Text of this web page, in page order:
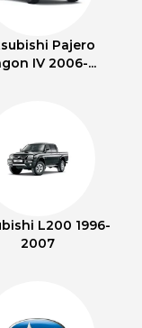
Pajero
IV 2006-...
L200 1996-
2007